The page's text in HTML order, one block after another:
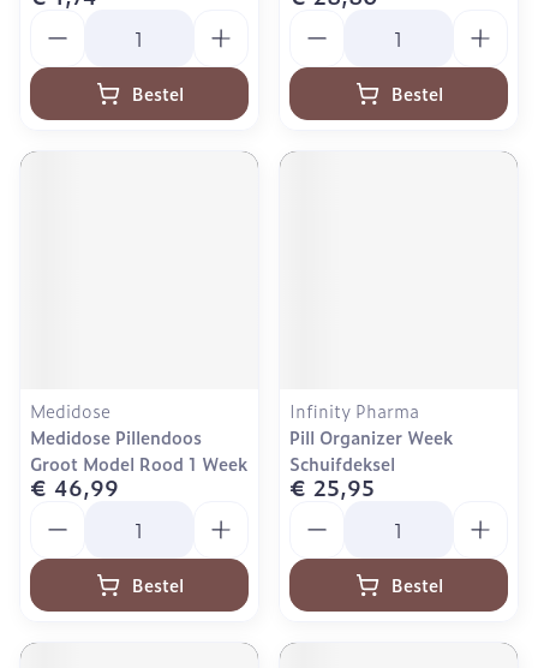
Bestel Bestel
Medidose
Medidose Pillendoos
Groot Model Rood 1 Week
€ 46,99
Bestel
Infinity Pharma
Pill Organizer Week
Schuifdeksel
€ 25,95
Bestel